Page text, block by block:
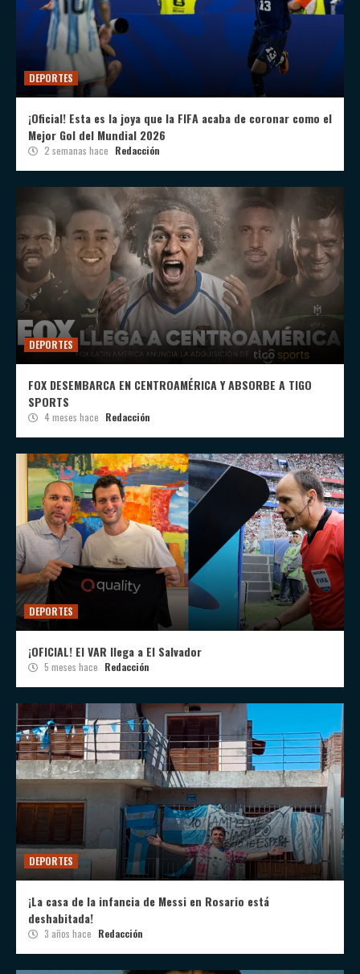
DEPORTES
¡Oficial! Esta es la joya que la FIFA acaba de coronar como el
Mejor Gol del Mundial 2026
2 semanas hace Redacción
DEPORTES
FOX DESEMBARCA EN CENTROAMÉRICA Y ABSORBE A TIGO
SPORTS
4 meses hace Redacción
DEPORTES
¡OFICIAL! El VAR llega a El Salvador
5 meses hace Redacción
DEPORTES
¡La casa de la infancia de Messi en Rosario está
deshabitada!
3 años hace Redacción